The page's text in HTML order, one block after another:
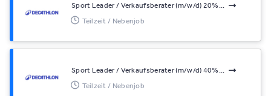
Sport Leader / Verkaufsberater (m/w/d) 20%...
Teilzeit / Nebenjob
Sport Leader / Verkaufsberater (m/w/d) 40%...
Teilzeit / Nebenjob